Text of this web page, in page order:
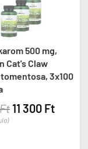
500 mg,
Cat's Claw
3x100
11 300 Ft